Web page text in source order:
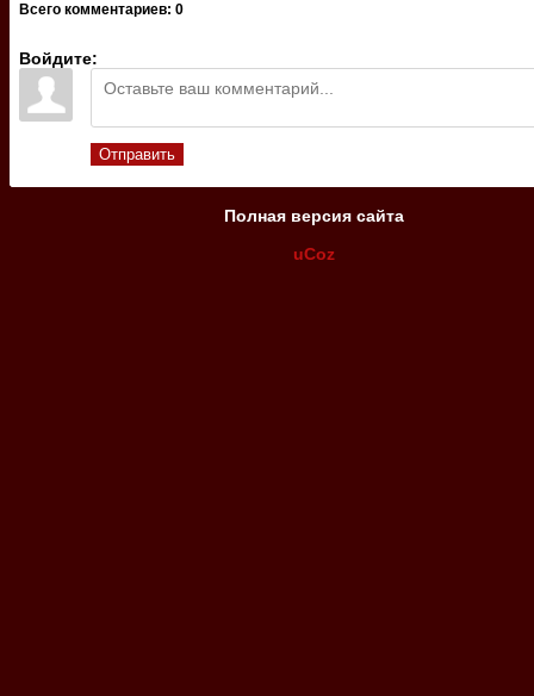
Всего комментариев: 0
Войдите:
Отправить
Полная версия сайта
uCoz